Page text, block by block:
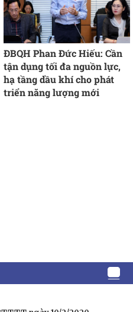
ĐBQH Phan Đức Hiếu: Cần
tận dụng tối đa nguồn lực,
hạ tầng dầu khí cho phát
triển năng lượng mới